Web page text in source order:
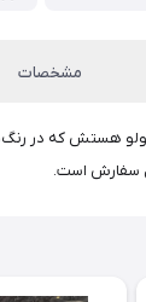
مشخصات
هستش که در
سفارش است.